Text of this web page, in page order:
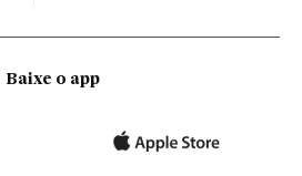
Baixe o app